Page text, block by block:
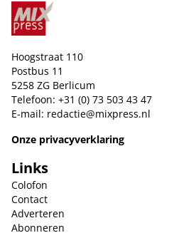
Hoogstraat 110
Postbus 11
5258 ZG Berlicum
Telefoon: +31 (0) 73 503 43 47
E-mail: redactie@mixpress.nl
Onze privacyverklaring
Links
Colofon
Contact
Adverteren
Abonneren